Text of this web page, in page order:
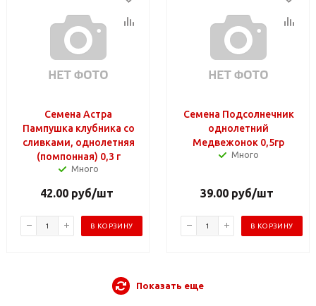
Семена Астра
Пампушка клубника со
сливками, однолетняя
(помпонная) 0,3 г
Много
42.00 руб/шт
В КОРЗИНУ
Семена Подсолнечник
однолетний
Медвежонок 0,5гр
Много
39.00 руб/шт
В КОРЗИНУ
Показать еще